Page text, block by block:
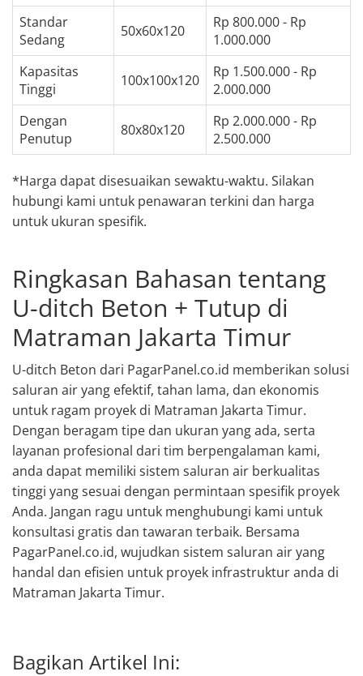
Standar
Sedang
50x60x120
Rp 800.000 - Rp
1.000.000
Kapasitas
Tinggi
100x100x120
Rp 1.500.000 - Rp
2.000.000
Dengan
Penutup
80x80x120
Rp 2.000.000 - Rp
2.500.000
*Harga dapat disesuaikan sewaktu-waktu. Silakan
hubungi kami untuk penawaran terkini dan harga
untuk ukuran spesifik.
Ringkasan Bahasan tentang
U-ditch Beton + Tutup di
Matraman Jakarta Timur
U-ditch Beton dari PagarPanel.co.id memberikan solusi
saluran air yang efektif, tahan lama, dan ekonomis
untuk ragam proyek di Matraman Jakarta Timur.
Dengan beragam tipe dan ukuran yang ada, serta
layanan profesional dari tim berpengalaman kami,
anda dapat memiliki sistem saluran air berkualitas
tinggi yang sesuai dengan permintaan spesifik proyek
Anda. Jangan ragu untuk menghubungi kami untuk
konsultasi gratis dan tawaran terbaik. Bersama
PagarPanel.co.id, wujudkan sistem saluran air yang
handal dan efisien untuk proyek infrastruktur anda di
Matraman Jakarta Timur.
Bagikan Artikel Ini: